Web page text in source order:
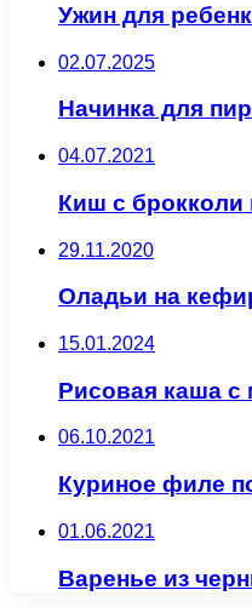
Ужин для
02.07.2025
Начинка для
04.07.2021
Киш с брокколи
29.11.2020
Оладьи на
15.01.2024
Рисовая каша с
06.10.2021
Куриное филе
01.06.2021
Варенье из